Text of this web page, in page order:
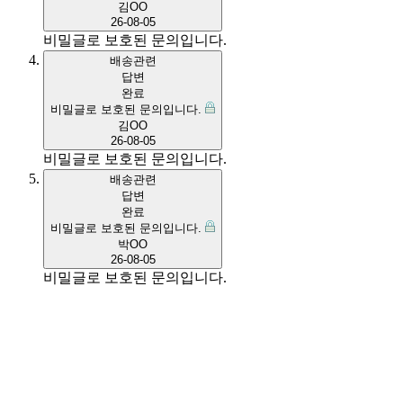
김OO
26-08-05
비밀글로 보호된 문의입니다.
배송관련
답변
완료
비밀글로 보호된 문의입니다.
김OO
26-08-05
비밀글로 보호된 문의입니다.
배송관련
답변
완료
비밀글로 보호된 문의입니다.
박OO
26-08-05
비밀글로 보호된 문의입니다.